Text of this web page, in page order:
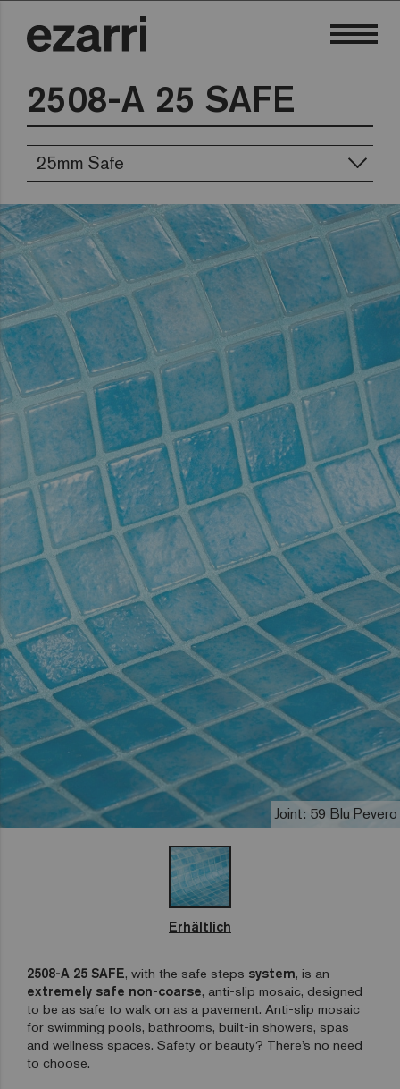
2508-A 25 SAFE
25mm Safe
Joint: 59 Blu Pevero
Erhältlich
2508-A 25 SAFE, with the safe steps system, is an
extremely safe non-coarse, anti-slip mosaic, designed
to be as safe to walk on as a pavement. Anti-slip mosaic
for swimming pools, bathrooms, built-in showers, spas
and wellness spaces. Safety or beauty? There’s no need
to choose.